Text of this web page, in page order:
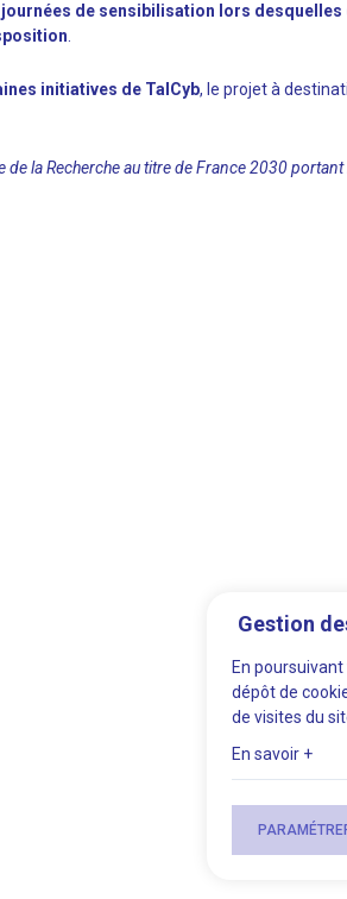
journées de sensibilisation lors desquelles
initiatives de TalCyb, le projet à
de la Recherche au titre de France 2030 portant
Gestion
En
dépôt de
de visites du
En savoir +